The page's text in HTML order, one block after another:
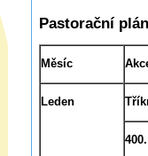
Pastorační
Měsíc
Leden